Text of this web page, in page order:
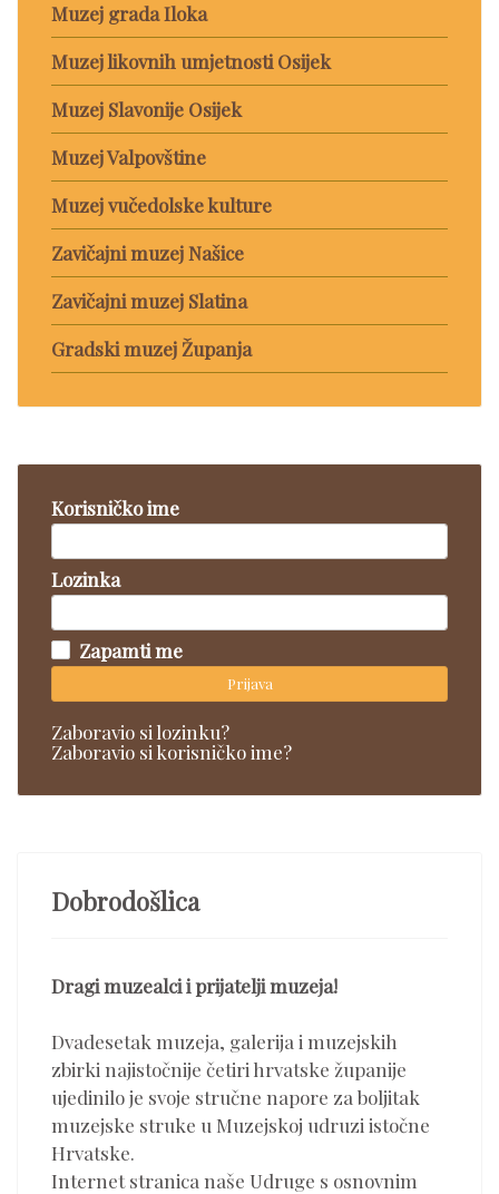
Muzej grada Iloka
Muzej likovnih umjetnosti Osijek
Muzej Slavonije Osijek
Muzej Valpovštine
Muzej vučedolske kulture
Zavičajni muzej Našice
Zavičajni muzej Slatina
Gradski muzej Županja
Korisničko ime
Lozinka
Zapamti me
Prijava
Zaboravio si lozinku?
Zaboravio si korisničko ime?
Dobrodošlica
Dragi muzealci i prijatelji muzeja!
Dvadesetak muzeja, galerija i muzejskih
zbirki najistočnije četiri hrvatske županije
ujedinilo je svoje stručne napore za boljitak
muzejske struke u Muzejskoj udruzi istočne
Hrvatske.
Internet stranica naše Udruge s osnovnim